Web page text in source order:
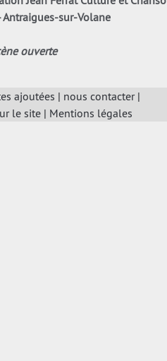
Antraigues-sur-Volane
ouverte
ajoutées | nous contacter|
le site| Mentions légales